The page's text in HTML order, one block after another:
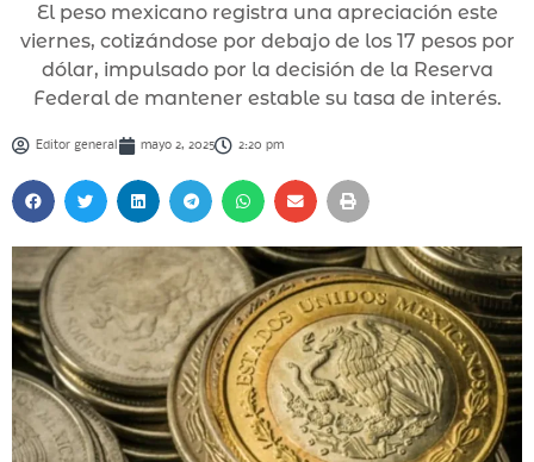
El peso mexicano registra una apreciación este
viernes, cotizándose por debajo de los 17 pesos por
dólar, impulsado por la decisión de la Reserva
Federal de mantener estable su tasa de interés.
Editor general mayo 2, 2025 2:20 pm